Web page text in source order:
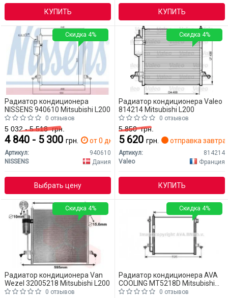
КУПИТЬ КУПИТЬ
Радиатор кондиционера
NISSENS 940610 Mitsubishi L200
0 отзывов
5 032 - 5 518грн.
4 840 - 5 300 грн. от 0 дн.
Артикул:
940610
NISSENS
Дания
Выбрать цену
Скидка 4%
Радиатор кондиционера Valeo
814214 Mitsubishi L200
0 отзывов
5 850грн.
5 620 грн. отправка завтра
Артикул:
814214
Valeo
Франция
КУПИТЬ
Скидка 4%
Радиатор кондиционера Van
Wezel 32005218 Mitsubishi L200
0 отзывов
Скидка 4%
Радиатор кондиционера AVA
COOLING MT5218D Mitsubishi
L200
0 отзывов
Скидка 4%